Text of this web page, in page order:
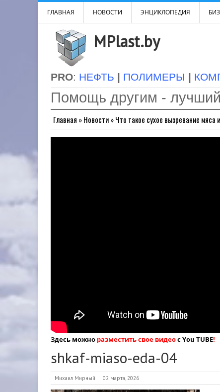
ГЛАВНАЯ НОВОСТИ ЭНЦИКЛОПЕДИЯ
MPlast.by
PRO: НЕФТЬ | ПОЛИМЕРЫ |
Помощь другим -
Главная »Новости»Что такое сухое вызревание
Здесь можно разместить свое видеос You TUBE!
shkaf-miaso-eda-04
Михаил Мирный 02 марта, 2026